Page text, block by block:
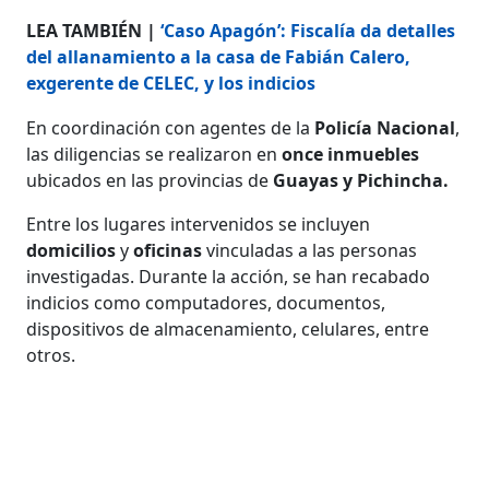
LEA TAMBIÉN |‘Caso Apagón’: Fiscalía da detalles
del allanamiento a la casa de Fabián Calero,
exgerente de CELEC, y los indicios
En coordinación con agentes de la Policía Nacional,
las diligencias se realizaron enonce inmuebles
ubicados en las provincias de Guayas y Pichincha.
Entre los lugares intervenidos se incluyen
domiciliosyoficinasvinculadas a las personas
investigadas. Durante la acción, se han recabado
indicios como computadores, documentos,
dispositivos de almacenamiento, celulares, entre
otros.